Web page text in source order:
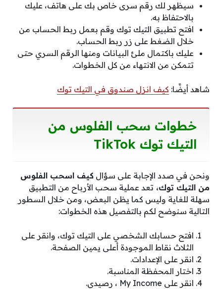
سيظهر لك رقم سرى خاص بك على هاتف، عليك
بالاحتفاظ به.
افتح تطبيق التيك توك وقم بعمل ربط الحساب من
خلال الضغط على زر ربط الحساب.
عليك باكتمال ملئ البيانات ومنها الرقم السري حتى
تتمكن من الانتهاء من كل الخطوات.
شاهد أيضًَا: كيف انزل صندوق في التيك توك
خطوات سحب الفلوس من
التيك توك TikTok
ونحن في صدد الإجابة على سؤال كيف اسحب الفلوس
من التيك توك، تعد عملية سحب الأرباح من التطبيق
سهلة للغاية وليس كما يظن البعض، ومن خلال السطور
التالية سنوضح لكم بالتفصيل هذه الخطوات:
افتح حسابك الشخصي على التيك توك، وانقر على
الثلاث نقاط الموجودة أعلى يمين الصفحة.
انقر على الإعدادات.
اختار المحفظة المناسبة.
انقر على My Income ، رصيدي.